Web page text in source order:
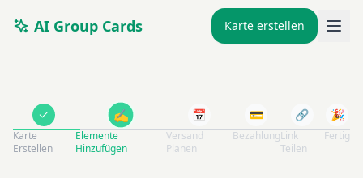
AI Group Cards Karte erstellen
Karte
Erstellen
✍️
Elemente
Hinzufügen
📅
Versand
Planen
💳
Bezahlung
🔗
Link
Teilen
🎉
Fertig